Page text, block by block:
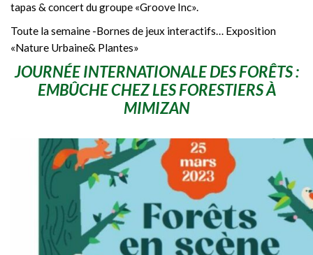
tapas & concert du groupe «Groove Inc».
Toute la semaine -Bornes de jeux interactifs… Exposition
«Nature Urbaine& Plantes»
JOURNÉE INTERNATIONALE DES FORÊTS :
EMBÛCHE CHEZ LES FORESTIERS À
MIMIZAN